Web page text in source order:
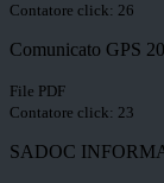
Contatore click: 26
Comunicato GPS
File PDF
Contatore click: 23
SADOC